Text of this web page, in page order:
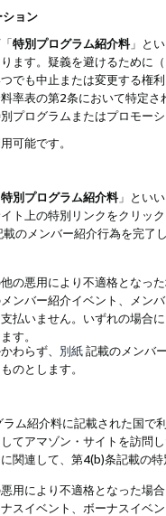
ョン
特別プログラム紹介料」と
ます。疑義を避けるために
でも中止または変更する権
率表の第2条において特定
プログラムまたはプロモー
可能です。
特別プログラム紹介料」とい
ト上の特別リンクをクリッ
載のメンバー紹介行為を完了
の悪用により不適格となっ
ンバー紹介イベント、メン
払いません。いずれの場合
す。
わらず、 別紙記載のメンバ
のとします。
ラム紹介料に記載された国で
てアマゾン・サイトを訪問
関連して、第4(b)条記載の
用により不適格となった場
スイベント、ボーナスイベ